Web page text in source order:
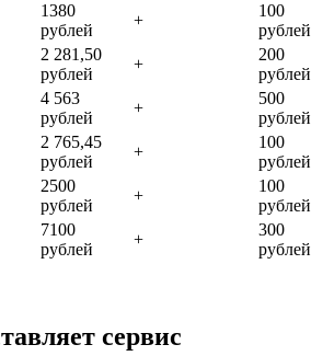
1380
рублей
+
100
рублей
2 281,50
рублей
+
200
рублей
4 563
рублей
+
500
рублей
2 765,45
рублей
+
100
рублей
2500
рублей
+
100
рублей
7100
рублей
+
300
рублей
сервис